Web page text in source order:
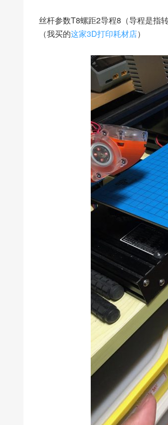
丝杆参数T8螺距2导程8（导程是指
（我买的这家3D打印耗材店）